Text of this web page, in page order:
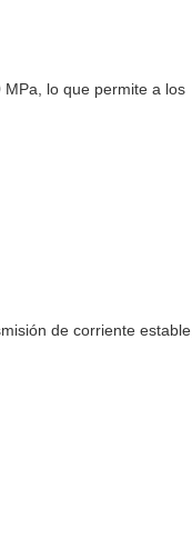
lo que permite a los
de corriente estable,